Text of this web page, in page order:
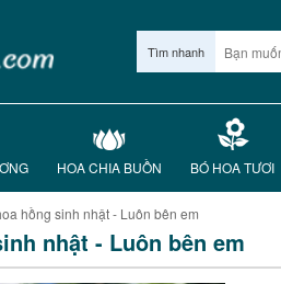
Tìm nhanh
HOA CHIA BUỒN BÓ HOA TƯƠI
hồng sinh nhật - Luôn bên em
nhật - Luôn bên em